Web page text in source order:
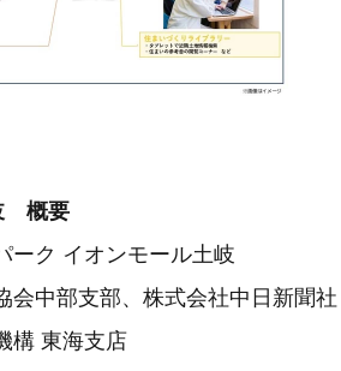
概要
ーク イオンモール土岐
中部支部、株式会社中日新聞社
構 東海支店